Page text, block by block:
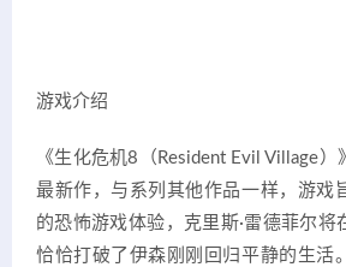
游戏介绍
《生化危机8（Resident Evil Village
最新作，与系列其他作品一样，游戏
的恐怖游戏体验，克里斯·雷德菲尔将
恰恰打破了伊森刚刚回归平静的生活